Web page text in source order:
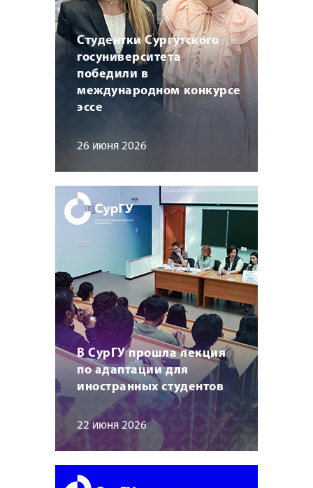
Студентки Сургутского
госуниверситета
победили в
международном конкурсе
эссе
26 июня 2026
В СурГУ прошла лекция
по адаптации для
иностранных студентов
22 июня 2026